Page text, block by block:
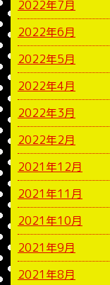
2022年7月
2022年6月
2022年5月
2022年4月
2022年3月
2022年2月
2021年12月
2021年11月
2021年10月
2021年9月
2021年8月